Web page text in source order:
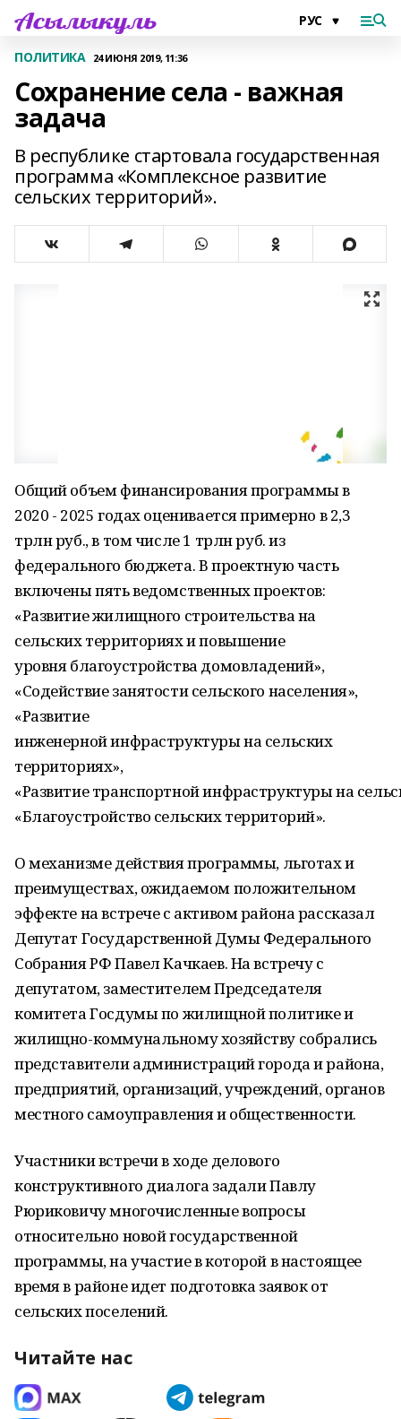
ПОЛИТИКА 24 ИЮНЯ 2019, 11:36
Сохранение села - важная
задача
В республике стартовала государственная
программа «Комплексное развитие
сельских территорий».
Общий объем финансирования программы в
2020 - 2025 годах оценивается примерно в 2,3
трлн руб., в том числе 1 трлн руб. из
федерального бюджета. В проектную часть
включены пять ведомственных проектов:
«Развитие жилищного строительства на
сельских территориях и повышение
уровня благоустройства домовладений»,
«Содействие занятости сельского населения»,
«Развитие
инженерной инфраструктуры на сельских
территориях»,
«Развитие транспортной инфраструктуры на
«Благоустройство сельских территорий».
О механизме действия программы, льготах и
преимуществах, ожидаемом положительном
эффекте на встрече с активом района рассказал
Депутат Государственной Думы Федерального
Собрания РФ Павел Качкаев. На встречу с
депутатом, заместителем Председателя
комитета Госдумы по жилищной политике и
жилищно-коммунальному хозяйству собрались
представители администраций города и района,
предприятий, организаций, учреждений, органов
местного самоуправления и общественности.
Участники встречи в ходе делового
конструктивного диалога задали Павлу
Рюриковичу многочисленные вопросы
относительно новой государственной
программы, на участие в которой в настоящее
время в районе идет подготовка заявок от
сельских поселений.
Читайте нас